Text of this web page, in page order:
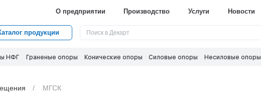
О предприятии Производство Услуги Новости
продукции
НФГ Граненые опоры Конические опоры Силовые опоры Несиловые опоры
МГСК